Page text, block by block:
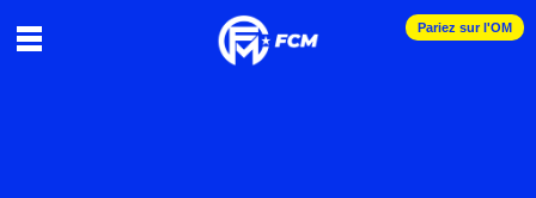
Pariez sur l'OM